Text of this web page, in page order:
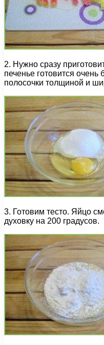
2. Нужно сразу
печенье готовится
полосочки толщиной и
3. Готовим тесто. Яйцо
духовку на 200 градусов.